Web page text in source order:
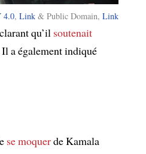
4.0, Link & Public Domain, Link
qu’il soutenait
a également indiqué
se moquerde Kamala